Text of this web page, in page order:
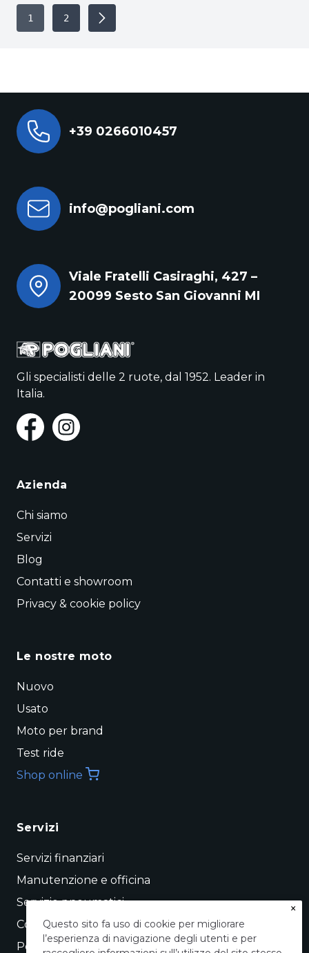
1 2
+39 0266010457
info@pogliani.com
Viale Fratelli Casiraghi, 427 –
20099 Sesto San Giovanni MI
Gli specialisti delle 2 ruote, dal 1952. Leader in
Italia.
Azienda
Chi siamo
Servizi
Blog
Contatti e showroom
Privacy & cookie policy
Le nostre moto
Nuovo
Usato
Moto per brand
Test ride
Shop online
Servizi
Servizi finanziari
Manutenzione e officina
Servizio pneumatici
Conto vendita
Permuta
×
Questo sito fa uso di cookie per migliorare
l’esperienza di navigazione degli utenti e per